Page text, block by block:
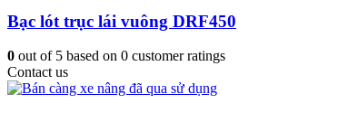
Bạc lót trục lái vuông DRF450
0 out of 5 based on 0 customer ratings
Contact us